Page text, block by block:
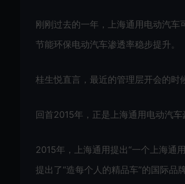
刚刚过去的一年，上海通用电动汽
节能环保电动汽车渗透率稳步提升。
桂生悦直言，最近的管理层开会的时
回首2015年，正是上海通用电动汽车
2015年，上海通用提出“一个上海通
提出了“造每个人的精品车”的国际品